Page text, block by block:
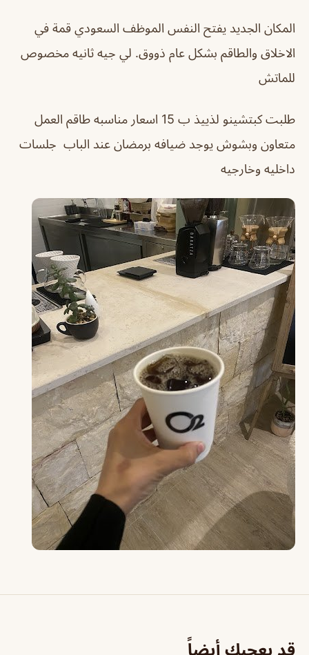
المكان الجديد يفتح النفس الموظف السعودي قمة في
الاخلاق والطاقم بشكل عام ذووق. لي جيه ثانيه مخصوص
للماتش
طلبت كبتشينو لذييذ ب 15 اسعار مناسبه طاقم العمل
متعاون وبشوش يوجد ضيافه برمضان عند الباب جلسات
داخليه وخارجيه
قد يعجبك أيضاً